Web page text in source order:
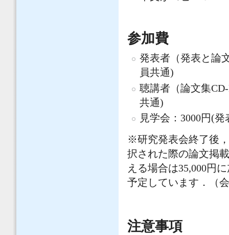
参加費
発表者（発表と論
員共通)
聴講者（論文集
共通)
見学会：3000円(
※研究発表会終了後
択された際の論文掲
える場合は35,000円
予定しています．（
注意事項